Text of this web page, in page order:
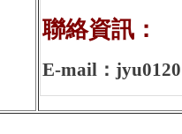
聯絡資訊：
E-mail：